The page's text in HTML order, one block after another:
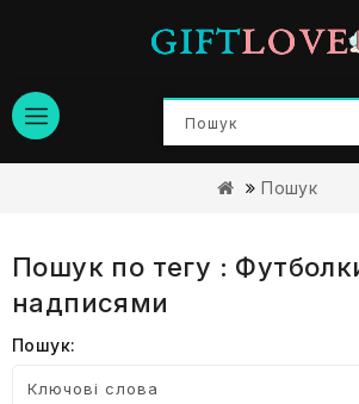
Пошук
Пошук по тегу :
надписями
Пошук: